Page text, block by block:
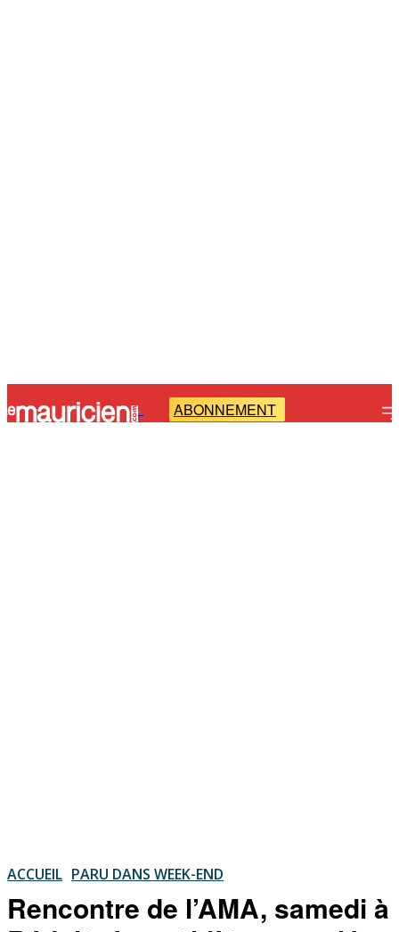
- ABONNEMENT
ACCUEIL PARU DANS WEEK-END
Rencontre de l’AMA, samedi à